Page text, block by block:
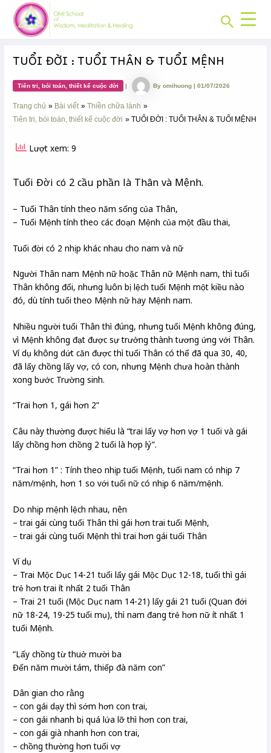
content
Search
TUỔI ĐỜI : TUỔI THÂN & TUỔI MỆNH
Tiên tri, bói toán, thiết kế cuộc đời | Byomihuong|01/07/2026
Trang chủ Bài viết
Thiền chữa lành
Tiên tri, bói toán, thiết kế cuộc đời
TUỔI ĐỜI : TUỔI THÂN & TUỔI MỆNH
Lượt xem: 9
Tuổi Đời có 2 cầu phần là Thân và Mệnh.
– Tuổi Thân tính theo năm sống của Thân,
– Tuổi Mệnh tính theo các đoạn Mệnh của một đầu thai,
Tuổi đời có 2 nhịp khác nhau cho nam và nữ
Người Thân nam Mệnh nữ hoặc Thân nữ Mệnh nam, thì tuổi
Thân không đổi, nhưng luôn bị lệch tuổi Mệnh một kiều nào
đó, dù tính tuổi theo Mệnh nữ hay Mệnh nam.
Nhiều người tuổi Thân thì đúng, nhưng tuổi Mệnh không đúng,
vì Mệnh không đạt được sự trưởng thành tương ứng với Thân.
Ví dụ không dứt căn được thì tuổi Thân có thể đã qua 30, 40,
đã lấy chồng lấy vợ, có con, nhưng Mệnh chưa hoàn thành
xong bước Trường sinh.
“Trai hơn 1, gái hơn 2”
Câu này thường được hiểu là “trai lấy vợ hơn vợ 1 tuổi và gái
lấy chồng hơn chồng 2 tuổi là hợp lý”.
“Trai hơn 1” : Tính theo nhịp tuổi Mệnh, tuổi nam có nhịp 7
năm/mệnh, hơn 1 so với tuổi nữ có nhịp 6 năm/mệnh.
Do nhịp mệnh lệch nhau, nên
– trai gái cùng tuổi Thân thì gái hơn trai tuổi Mệnh,
– trai gái cùng tuổi Mệnh thì trai hơn gái tuổi Thân
Ví dụ
– Trai Mộc Dục 14-21 tuổi lấy gái Mộc Dục 12-18, tuổi thì gái
trẻ hơn trai ít nhất 2 tuổi Thân
– Trai 21 tuổi (Mộc Dục nam 14-21) lấy gái 21 tuổi (Quan đới
nữ 18-24, 19-25 tuổi mụ), thì nam đang trẻ hơn nữ ít nhất 1
tuổi Mệnh.
“Lấy chồng từ thuở mười ba
Đến năm mười tám, thiếp đà năm con”
Dân gian cho rằng
– con gái dạy thì sớm hơn con trai,
– con gái nhanh bị quá lứa lỡ thì hơn con trai,
– con gái già nhanh hơn con trai,
– chồng thường hơn tuổi vợ
Post
navigation
CHUYÊN
MỤC: